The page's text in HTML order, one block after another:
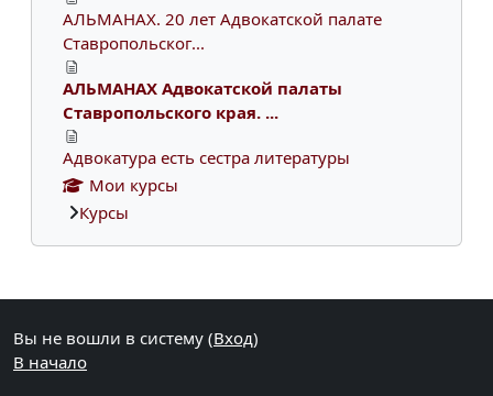
АЛЬМАНАХ. 20 лет Адвокатской палате
Ставропольског...
АЛЬМАНАХ Адвокатской палаты
Ставропольского края. ...
Адвокатура есть сестра литературы
Мои курсы
Курсы
Дополнительные блоки
Вы не вошли в систему (Вход)
В начало